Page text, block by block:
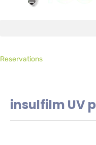
Reservations
insulfilm UV